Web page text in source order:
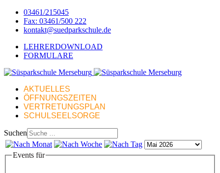
03461/215045
Fax: 03461/500 222
kontakt@suedparkschule.de
LEHRERDOWNLOAD
FORMULARE
AKTUELLES
ÖFFNUNGSZEITEN
VERTRETUNGSPLAN
SCHULSEELSORGE
Suchen
Events für